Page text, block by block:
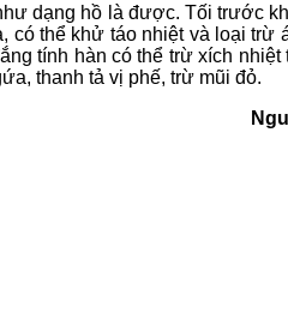
dạng hồ là được. Tối trước
thể khử táo nhiệt và loại trừ
tính hàn có thể trừ xích nhiệt
thanh tả vị phế, trừ mũi đỏ.